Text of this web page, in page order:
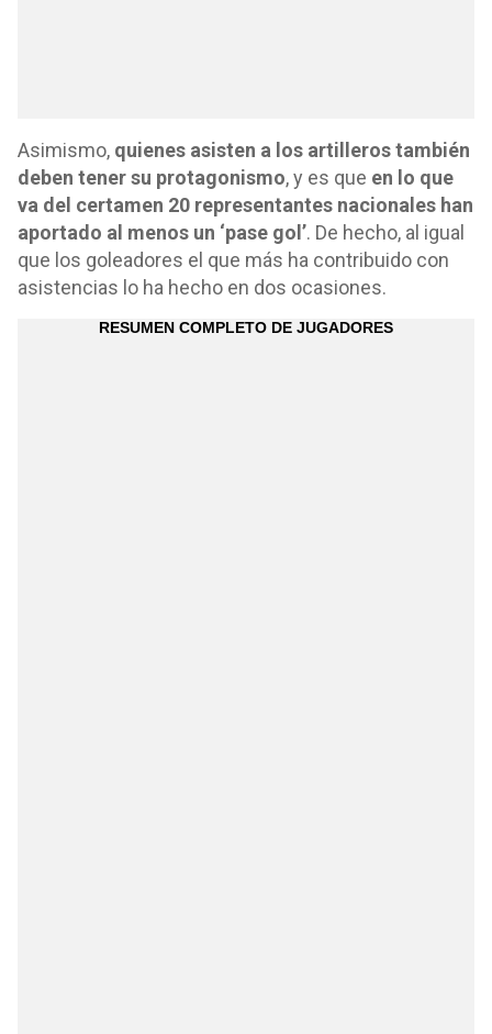
Asimismo, quienes asisten a los artilleros también
deben tener su protagonismo, y es que en lo que
va del certamen 20 representantes nacionales han
aportado al menos un ‘pase gol’. De hecho, al igual
que los goleadores el que más ha contribuido con
asistencias lo ha hecho en dos ocasiones.